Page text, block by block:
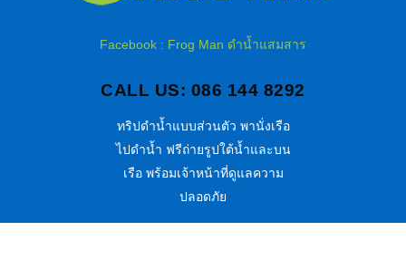
Facebook : Frog Man ดำน้ำแสมสาร
CALL US: 086 144 8292
ทริปดำน้ำแบบส่วนตัว พานั่งเรือ
ไปดำน้ำ ฟรีถ่ายรูปใต้น้ำและบน
เรือ พร้อมเจ้าหน้าที่ดูแลความ
ปลอดภัย